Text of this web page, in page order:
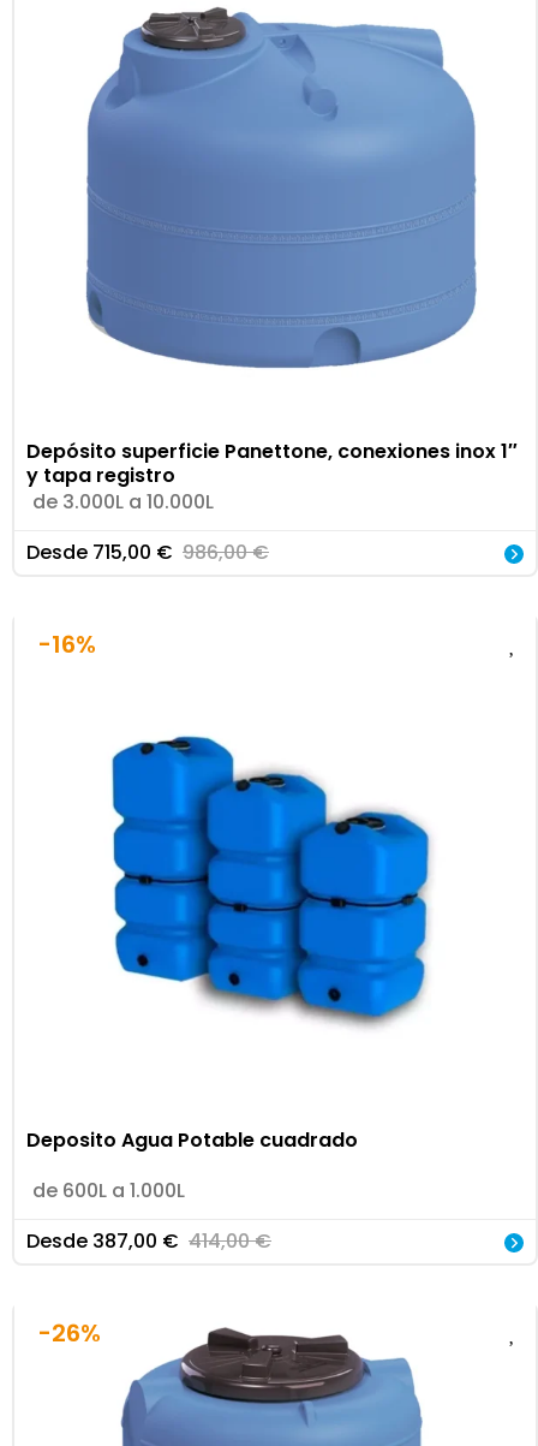
Depósito superficie Panettone, conexiones inox 1″
y tapa registro
de 3.000L a 10.000L
Desde 715,00 € 986,00€
-16%
Deposito Agua Potable cuadrado
de 600L a 1.000L
Desde 387,00 € 414,00€
-26%